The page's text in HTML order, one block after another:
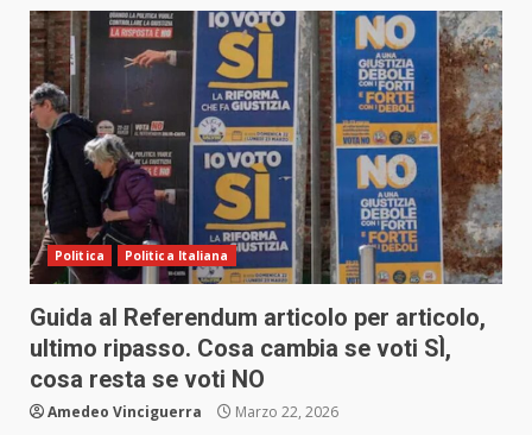
Politica Politica Italiana
Guida al Referendum articolo per articolo,
ultimo ripasso. Cosa cambia se voti SÌ,
cosa resta se voti NO
Amedeo Vinciguerra Marzo 22, 2026